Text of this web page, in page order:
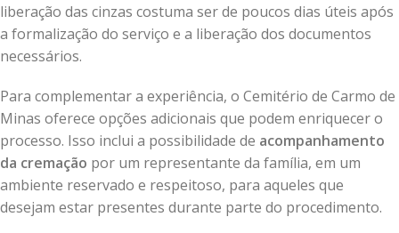
liberação das cinzas costuma ser de poucos dias úteis após
a formalização do serviço e a liberação dos documentos
necessários.
Para complementar a experiência, o Cemitério de Carmo de
Minas oferece opções adicionais que podem enriquecer o
processo. Isso inclui a possibilidade de acompanhamento
da cremação por um representante da família, em um
ambiente reservado e respeitoso, para aqueles que
desejam estar presentes durante parte do procedimento.